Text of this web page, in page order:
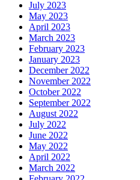
July 2023
May 2023
April 2023
March 2023
February 2023
January 2023
December 2022
November 2022
October 2022
September 2022
August 2022
July 2022
June 2022
May 2022
April 2022
March 2022